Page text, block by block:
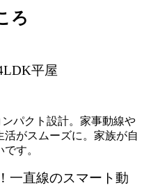
ろ
平屋
パクト設計。家事動線や
がスムーズに。家族が自
す。
一直線のスマート動